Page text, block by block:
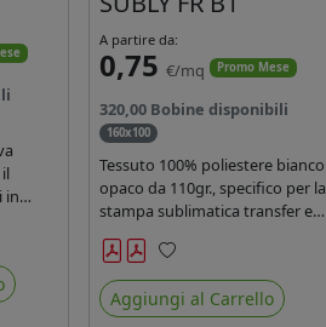
in
A partire da:
0,75 €/mq Promo Mese
320,00 Bobine disponibili
160x100
Tessuto 100% poliestere bianco
opaco da 110gr., specifico per la
stampa sublimatica transfer e
diretta. Ideale per la
realizzazione di stendardi e
bandiere, grazie al passaggio
dell'inchiostro su entrambi i
Preferiti
Aggiungi al Carrello